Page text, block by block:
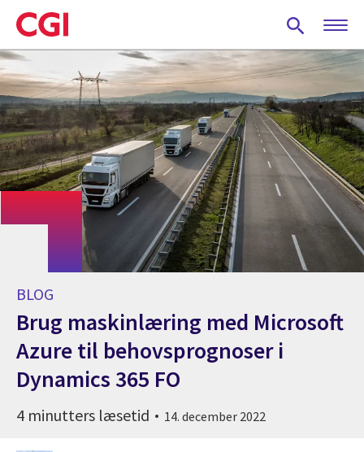
Skip
to
main
BLOG
Brug maskinlæring med Microsoft
Azure til behovsprognoser i
Dynamics 365 FO
4 minutters læsetid 14. december 2022